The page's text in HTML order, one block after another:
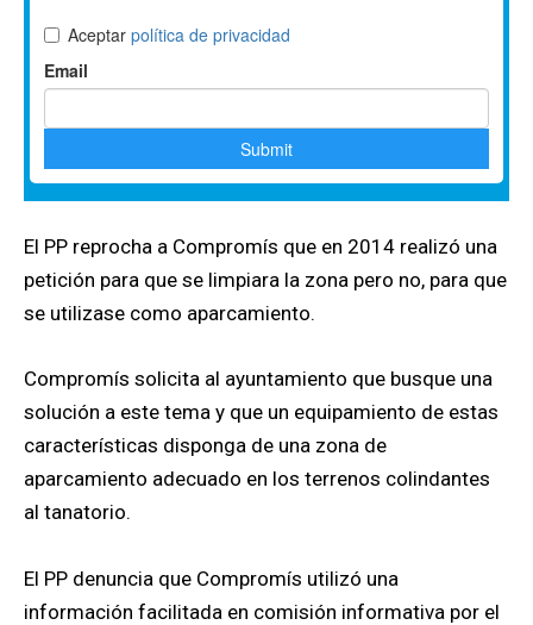
El PP reprocha a Compromís que en 2014 realizó una
petición para que se limpiara la zona pero no, para que
se utilizase como aparcamiento.
Compromís solicita al ayuntamiento que busque una
solución a este tema y que un equipamiento de estas
características disponga de una zona de
aparcamiento adecuado en los terrenos colindantes
al tanatorio.
El PP denuncia que Compromís utilizó una
información facilitada en comisión informativa por el